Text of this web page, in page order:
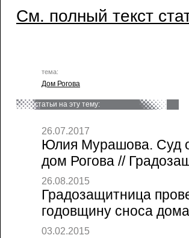
См. полный текст
тема:
Дом Рогова
статьи на эту тему:
26.07.2017
Юлия Мурашова. Суд
дом Рогова //
26.08.2015
Градозащитница
годовщину сноса
03.02.2015